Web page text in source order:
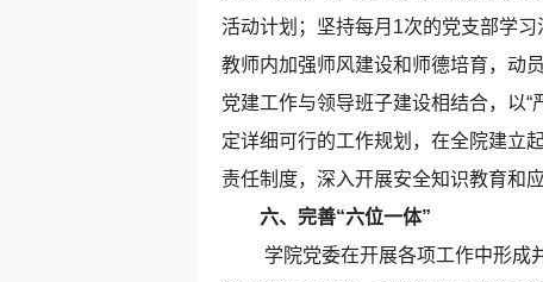
活动计划；坚持每月1次的党支部学
教师内加强师风建设和师德培育，动
党建工作与领导班子建设相结合，以“
定详细可行的工作规划，在全院建立
责任制度，深入开展安全知识教育和
六、完善“六位一体”
学院党委在开展各项工作中形成并